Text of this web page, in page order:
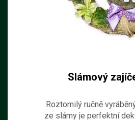
Slámový
Roztomilý ručně
ze slámy je perfektní